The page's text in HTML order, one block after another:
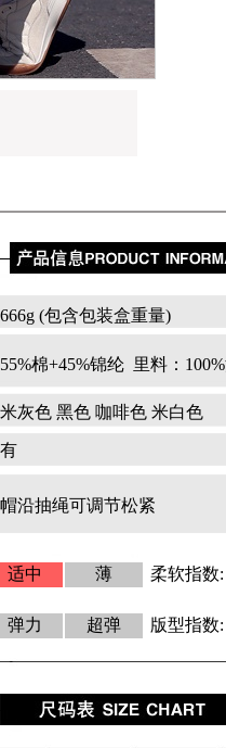
666g (包含包装盒重量)
55%棉+45%锦纶 里料：
米灰色 黑色 咖啡色 米白色
有
帽沿抽绳可调节松紧
适中 薄 柔软指数:
弹力 超弹 版型指数: